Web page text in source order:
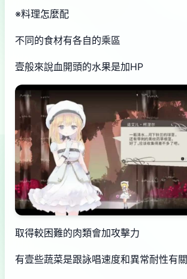
※料理怎麼配
不同的食材有各自的乘區
壹般來說血開頭的水果是加HP
取得較困難的肉類會加攻擊力
有壹些蔬菜是跟詠唱速度和異常耐性有關